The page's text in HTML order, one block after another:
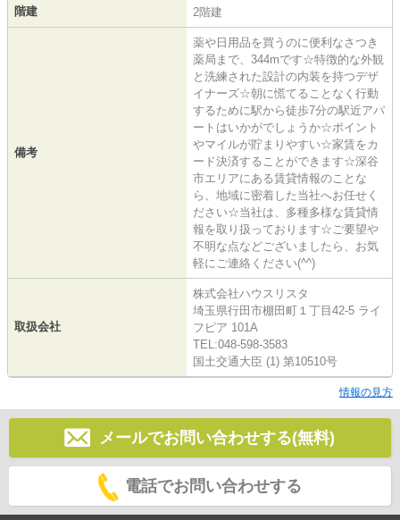
階建 2階建
備考
薬や日用品を買うのに便利なさつき
薬局まで、344mです☆特徴的な外観
と洗練された設計の内装を持つデザ
イナーズ☆朝に慌てることなく行動
するために駅から徒歩7分の駅近アパ
ートはいかがでしょうか☆ポイント
やマイルが貯まりやすい☆家賃をカ
ード決済することができます☆深谷
市エリアにある賃貸情報のことな
ら、地域に密着した当社へお任せく
ださい☆当社は、多種多様な賃貸情
報を取り扱っております☆ご要望や
不明な点などございましたら、お気
軽にご連絡ください(^^)
取扱会社
株式会社ハウスリスタ
埼玉県行田市棚田町１丁目42-5 ライ
フピア 101A
TEL:048-598-3583
国土交通大臣 (1) 第10510号
情報の見方
メールでお問い合わせする(無料)
電話でお問い合わせする